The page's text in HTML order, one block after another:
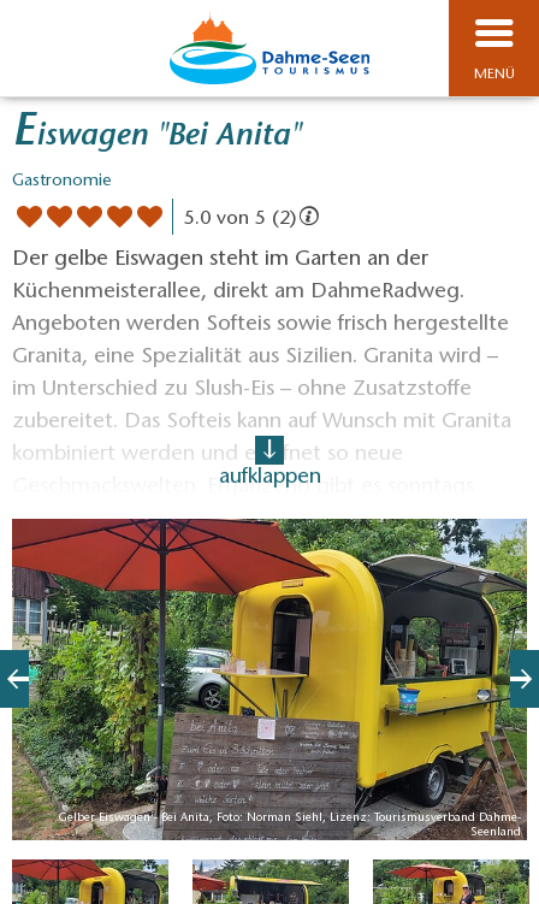
MENÜ
Eiswagen "Bei Anita"
Gastronomie
5.0 von 5 (2)
Der gelbe Eiswagen steht im Garten an der
Küchenmeisterallee, direkt am DahmeRadweg.
Angeboten werden Softeis sowie frisch hergestellte
Granita, eine Spezialität aus Sizilien. Granita wird –
im Unterschied zu Slush-Eis – ohne Zusatzstoffe
zubereitet. Das Softeis kann auf Wunsch mit Granita
kombiniert werden und eröffnet so neue
Geschmackswelten. Ergänzend gibt es sonntags
frisch gebackene Waffeln sowie selbstgebackene
Törtchen und Küchlein.
aufklappen
Gelber Eiswagen - Bei Anita, Foto: Norman Siehl, Lizenz: Tourismusverband Dahme-
Seenland